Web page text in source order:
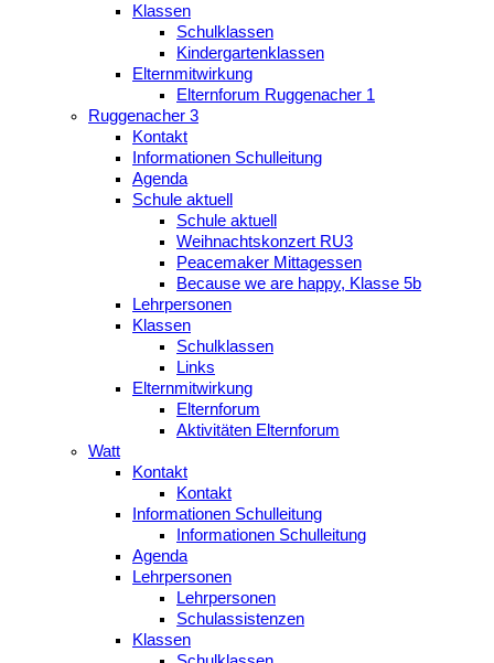
Klassen
Schulklassen
Kindergartenklassen
Elternmitwirkung
Elternforum Ruggenacher 1
Ruggenacher 3
Kontakt
Informationen Schulleitung
Agenda
Schule aktuell
Schule aktuell
Weihnachtskonzert RU3
Peacemaker Mittagessen
Because we are happy, Klasse 5b
Lehrpersonen
Klassen
Schulklassen
Links
Elternmitwirkung
Elternforum
Aktivitäten Elternforum
Watt
Kontakt
Kontakt
Informationen Schulleitung
Informationen Schulleitung
Agenda
Lehrpersonen
Lehrpersonen
Schulassistenzen
Klassen